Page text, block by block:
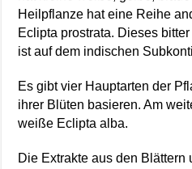
Heilpflanze hat eine Reihe
Eclipta prostrata. Dieses
ist auf dem indischen
Es gibt vier Hauptarten der
ihrer Blüten basieren. Am
weiße Eclipta alba.
Die Extrakte aus den Blättern